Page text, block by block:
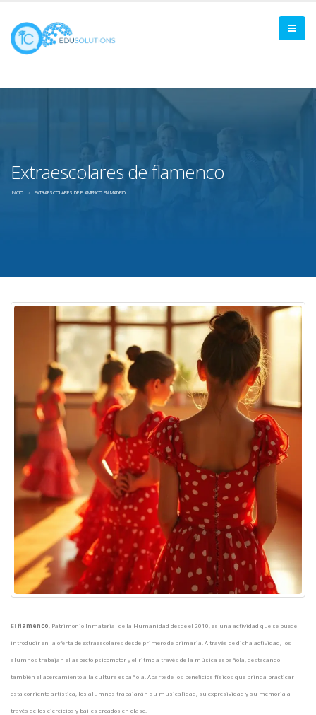
Extraescolares de flamenco
INICIO EXTRAESCOLARES DE FLAMENCO EN MADRID
El flamenco , Patrimonio Inmaterial de la Humanidad desde el 2010, es una actividad que se puede
introducir en la oferta de extraescolares desde primero de primaria. A través de dicha actividad, los
alumnos trabajan el aspecto psicomotor y el ritmo a través de la música española, destacando
también el acercamiento a la cultura española. Aparte de los beneficios físicos que brinda practicar
esta corriente artística, los alumnos trabajarán su musicalidad, su expresividad y su memoria a
través de los ejercicios y bailes creados en clase.